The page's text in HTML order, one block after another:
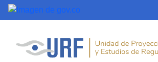
Saltar al contenido principal